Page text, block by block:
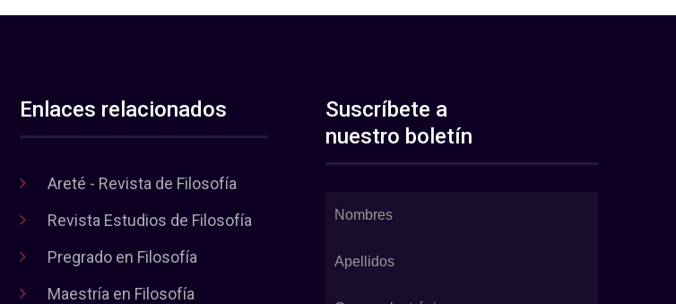
Enlaces relacionados
Areté - Revista de Filosofía
Revista Estudios de Filosofía
Pregrado en Filosofía
Maestría en Filosofía
Suscríbete a
nuestro boletín